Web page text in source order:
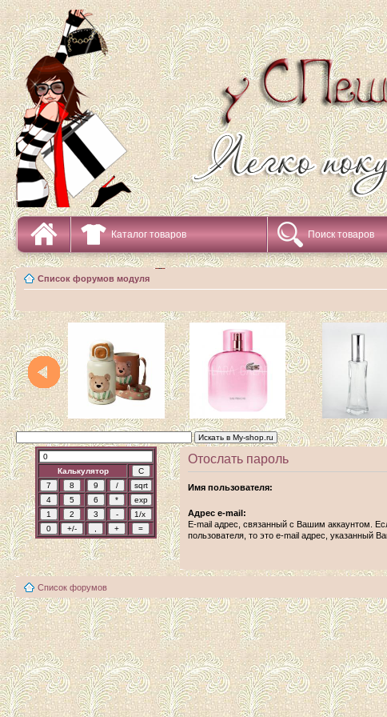
Каталог товаров Поиск товаров
Список форумов модуля
Калькулятор
Отослать пароль
Имя пользователя:
Адрес e-mail:
E-mail адрес, связанный с Вашим аккаунтом.
пользователя, то это e-mail адрес, указанный
Список форумов